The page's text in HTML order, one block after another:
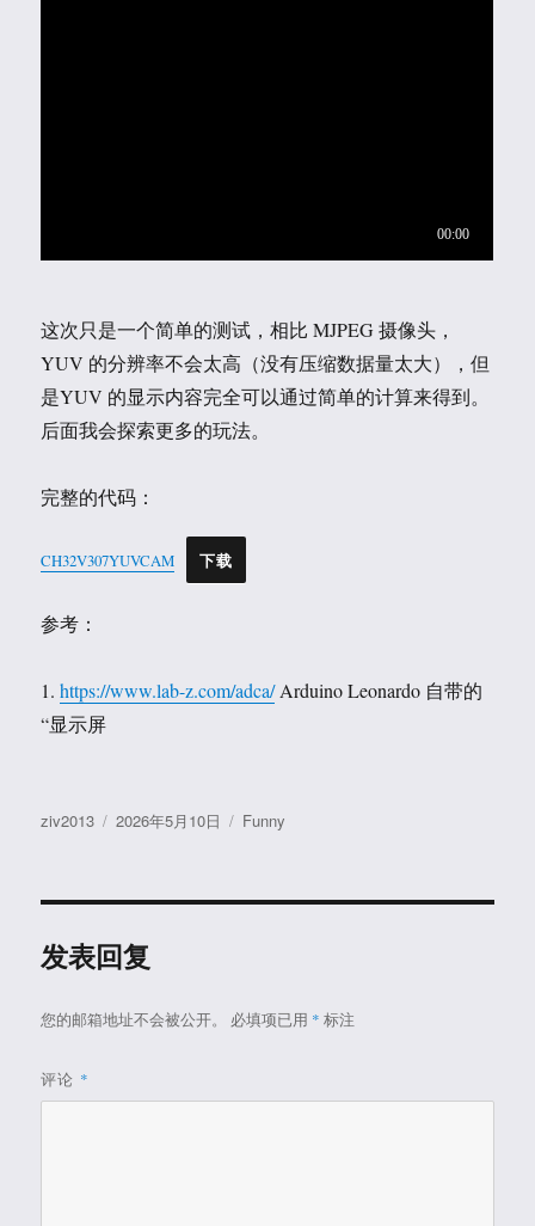
这次只是一个简单的测试，相比 MJPEG 摄像头，
YUV 的分辨率不会太高（没有压缩数据量太大），但
是YUV 的显示内容完全可以通过简单的计算来得到。
后面我会探索更多的玩法。
完整的代码：
CH32V307YUVCAM 下载
参考：
1.https://www.lab-z.com/adca/Arduino Leonardo 自带的
“显示屏
作
ziv2013
发
2026年5月10日
分
Funny
发表回复
您的邮箱地址不会被公开。 必填项已用 * 标注
评论 *